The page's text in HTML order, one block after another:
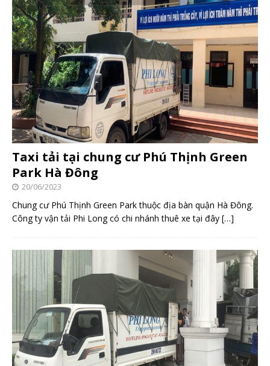
Taxi tải tại chung cư Phú Thịnh Green
Park Hà Đông
20/06/2023
Chung cư Phú Thịnh Green Park thuộc địa bàn quận Hà Đông.
Công ty vận tải Phi Long có chi nhánh thuê xe tại đây […]